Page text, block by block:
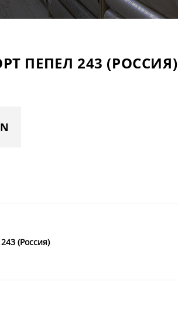
ПЕПЕЛ 243 (РОССИЯ)
(Россия)